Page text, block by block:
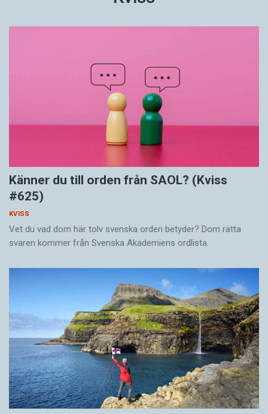
Känner du till orden från SAOL? (Kviss
#625)
KVISS
Vet du vad dom här tolv svenska orden betyder? Dom rätta
svaren kommer från Svenska Akademiens ordlista.